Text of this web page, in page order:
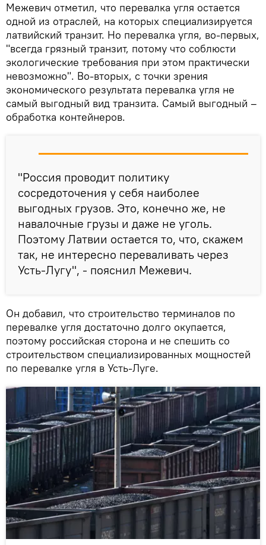
Межевич отметил, что перевалка угля остается
одной из отраслей, на которых специализируется
латвийский транзит. Но перевалка угля, во-первых,
"всегда грязный транзит, потому что соблюсти
экологические требования при этом практически
невозможно". Во-вторых, с точки зрения
экономического результата перевалка угля не
самый выгодный вид транзита. Самый выгодный –
обработка контейнеров.
"Россия проводит политику
сосредоточения у себя наиболее
выгодных грузов. Это, конечно же, не
навалочные грузы и даже не уголь.
Поэтому Латвии остается то, что, скажем
так, не интересно переваливать через
Усть-Лугу", - пояснил Межевич.
Он добавил, что строительство терминалов по
перевалке угля достаточно долго окупается,
поэтому российская сторона и не спешить со
строительством специализированных мощностей
по перевалке угля в Усть-Луге.